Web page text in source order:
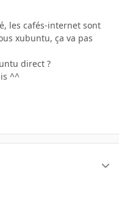
les cafés-internet sont
xubuntu, ça va pas
direct ?
^^